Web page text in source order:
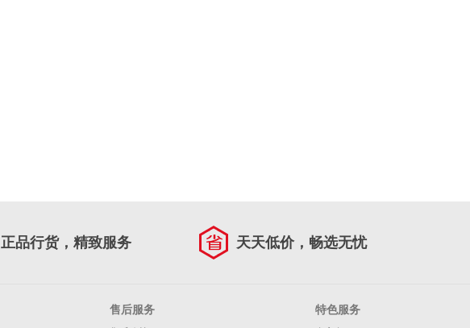
正品行货，精致服务 天天低价，畅选无忧
售后服务 特色服务